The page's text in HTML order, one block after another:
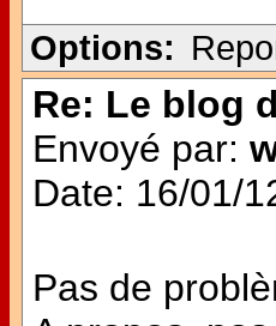
Options:
Re: Le blog
Envoyé par:
Date: 16/01/
Pas de